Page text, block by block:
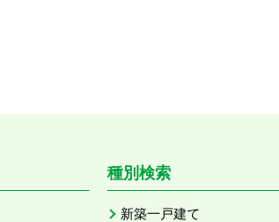
種別検索
新築一戸建て